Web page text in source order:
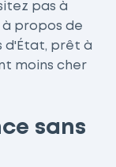
pas à
à propos de
d'État, prêt à
moins cher
sans